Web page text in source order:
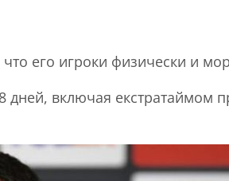
его игроки физически и
дней, включая екстратаймом